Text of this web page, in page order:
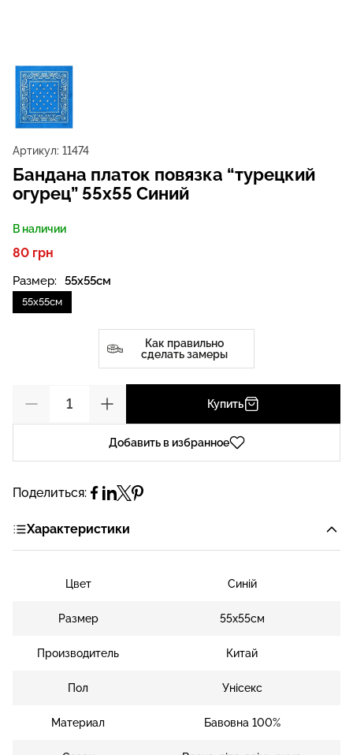
Артикул: 11474
Бандана платок повязка “турецкий
огурец” 55х55 Синий
В наличии
80 грн
Размер: 55х55см
55х55см
Как правильно
сделать замеры
Купить
Добавить в избранное
Поделиться:
Характеристики
Цвет Синій
Размер 55х55см
Производитель Китай
Пол Унісекс
Материал Бавовна 100%